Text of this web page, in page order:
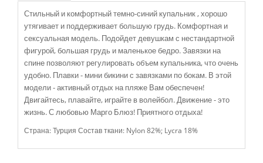
Стильный и комфортный темно-синий купальник , хорошо
утягивает и поддерживает большую грудь. Комфортная и
сексуальная модель. Подойдет девушкам с нестандартной
фигурой, большая грудь и маленькое бедро. Завязки на
спине позволяют регулировать объем купальника, что очень
удобно. Плавки - мини бикини с завязками по бокам. В этой
модели - активный отдых на пляже Вам обеспечен!
Двигайтесь, плавайте, играйте в волейбол. Движение - это
жизнь. С любовью Марго Блюз! Приятного отдыха!
Страна: Турция Состав ткани: Nylon 82%; Lycra 18%